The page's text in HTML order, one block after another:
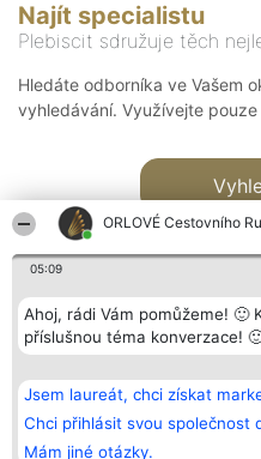
ORLOVÉ Cestovního
05:09
Ahoj, rádi Vám pomůžeme! 🙂
příslušnou téma konverzace!
Jsem laureát, chci získat
Chci přihlásit svou společnost
Mám jiné otázky.
Najít specialistu
Plebiscit sdružuje těch
Hledáte odborníka ve Vašem
vyhledávání. Využívejte
Bright Side Solutions sp. z o.
o. sp. k.
ul. Ruska 22
Wrocław 50-079
KRS 0000749100 | Regon